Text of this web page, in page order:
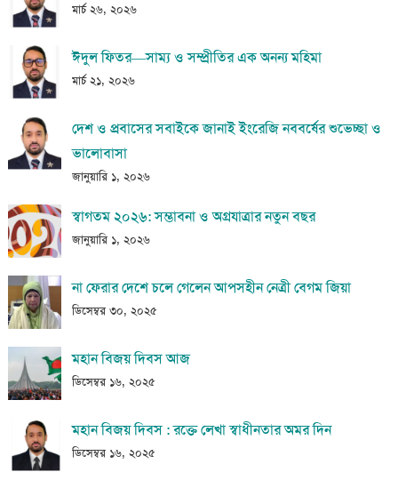
মার্চ ২৬, ২০২৬
ঈদুল ফিতর—সাম্য ও সম্প্রীতির এক অনন্য মহিমা
মার্চ ২১, ২০২৬
দেশ ও প্রবাসের সবাইকে জানাই ইংরেজি নববর্ষের শুভেচ্ছা ও
ভালোবাসা
জানুয়ারি ১, ২০২৬
স্বাগতম ২০২৬: সম্ভাবনা ও অগ্রযাত্রার নতুন বছর
জানুয়ারি ১, ২০২৬
না ফেরার দেশে চলে গেলেন আপসহীন নেত্রী বেগম জিয়া
ডিসেম্বর ৩০, ২০২৫
মহান বিজয় দিবস আজ
ডিসেম্বর ১৬, ২০২৫
মহান বিজয় দিবস : রক্তে লেখা স্বাধীনতার অমর দিন
ডিসেম্বর ১৬, ২০২৫